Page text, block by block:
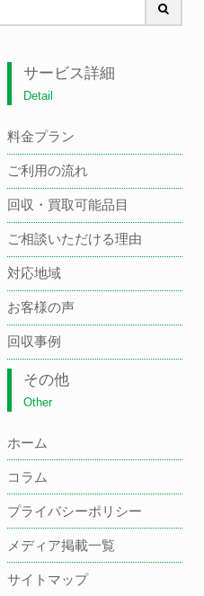
サービス詳細
Detail
料金プラン
ご利用の流れ
回収・買取可能品目
ご相談いただける理由
対応地域
お客様の声
回収事例
その他
Other
ホーム
コラム
プライバシーポリシー
メディア掲載一覧
サイトマップ